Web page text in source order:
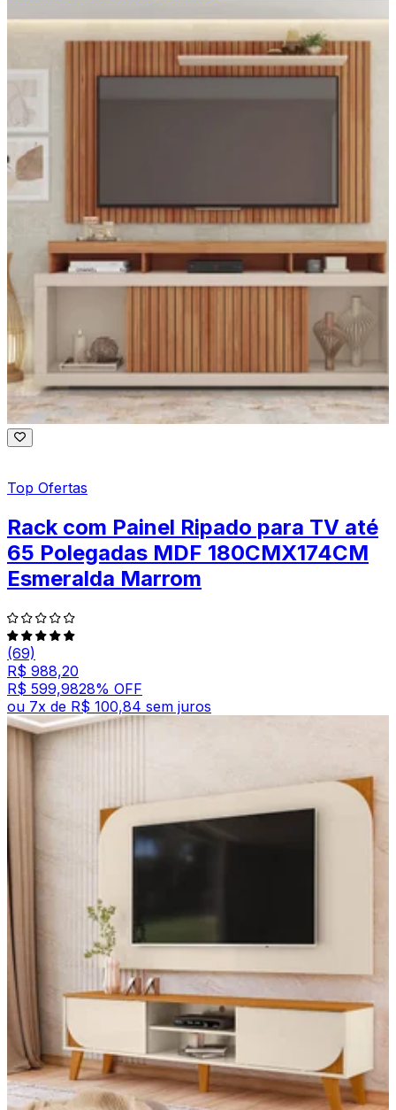
Top Ofertas
Rack com Painel Ripado para TV até
65 Polegadas MDF 180CMX174CM
Esmeralda Marrom
(69)
R$ 988,20
R$ 599,9828% OFF
ou 7x de R$ 100,84 sem juros